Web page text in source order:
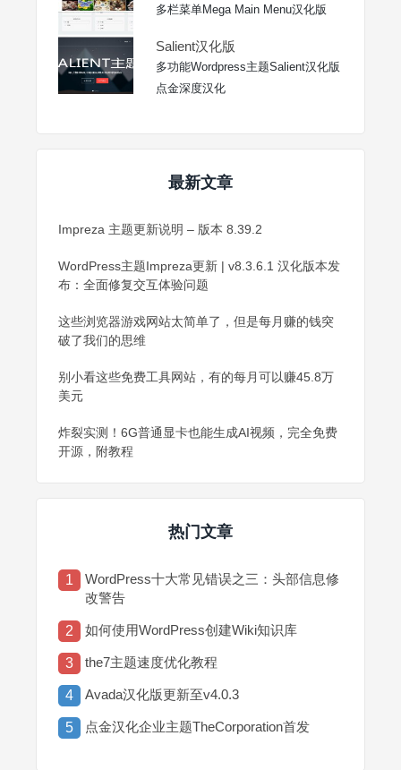
多栏菜单Mega Main Menu汉化版
Salient汉化版
多功能Wordpress主题Salient汉化版
点金深度汉化
最新文章
Impreza 主题更新说明 – 版本 8.39.2
WordPress主题Impreza更新 | v8.3.6.1 汉化版本发
布：全面修复交互体验问题
这些浏览器游戏网站太简单了，但是每月赚的钱突
破了我们的思维
别小看这些免费工具网站，有的每月可以赚45.8万
美元
炸裂实测！6G普通显卡也能生成AI视频，完全免费
开源，附教程
热门文章
1
WordPress十大常见错误之三：头部信息修
改警告
2 如何使用WordPress创建Wiki知识库
3 the7主题速度优化教程
4 Avada汉化版更新至v4.0.3
5 点金汉化企业主题TheCorporation首发